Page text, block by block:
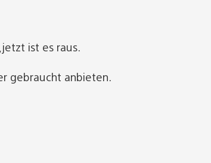
ist es raus.
gebraucht anbieten.